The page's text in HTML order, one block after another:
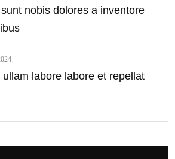
nobis dolores a inventore
ullam labore labore et repellat